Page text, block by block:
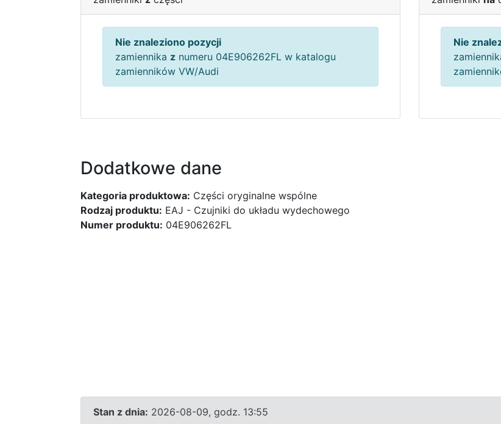
Nie znaleziono pozycji
zamiennika z numeru 04E906262FL w katalogu
zamienników VW/Audi
Nie
Dodatkowe dane
Kategoria produktowa: Części oryginalne wspólne
Rodzaj produktu: EAJ - Czujniki do układu wydechowego
Numer produktu: 04E906262FL
Stan z dnia: 2026-08-09, godz. 13:55